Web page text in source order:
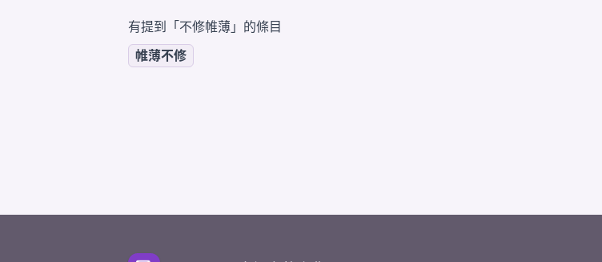
有提到「不修帷薄」的條目
帷薄不修